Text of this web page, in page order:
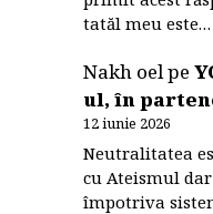
tatăl meu este…
Nakh oelpe
ul, în
12 iunie 2026
Neutralitatea
cu Ateismul
împotriva